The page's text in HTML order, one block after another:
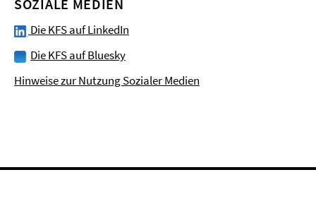
SOZIALE MEDIEN
Die KFS auf LinkedIn
Die KFS auf Bluesky
Hinweise zur Nutzung Sozialer Medien